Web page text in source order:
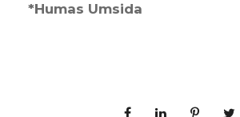
*Humas Umsida